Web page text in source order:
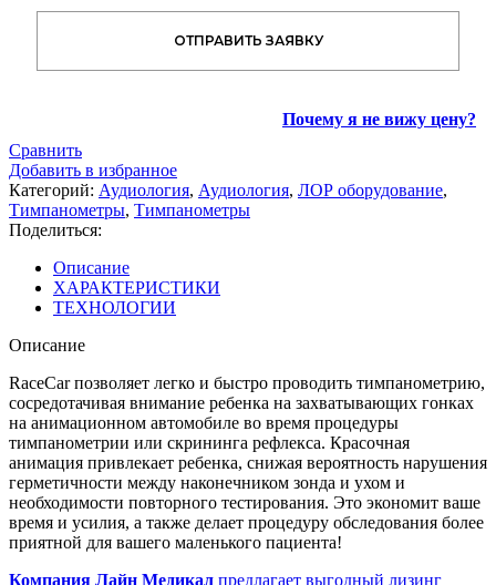
ОТПРАВИТЬ ЗАЯВКУ
Почему я не вижу цену?
Сравнить
Добавить в избранное
Категорий: Аудиология, Аудиология, ЛОР оборудование,
Тимпанометры, Тимпанометры
Поделиться:
Описание
ХАРАКТЕРИСТИКИ
ТЕХНОЛОГИИ
Описание
RaceCar позволяет легко и быстро проводить тимпанометрию,
сосредотачивая внимание ребенка на захватывающих гонках
на анимационном автомобиле во время процедуры
тимпанометрии или скрининга рефлекса. Красочная
анимация привлекает ребенка, снижая вероятность нарушения
герметичности между наконечником зонда и ухом и
необходимости повторного тестирования. Это экономит ваше
время и усилия, а также делает процедуру обследования более
приятной для вашего маленького пациента!
Компания Лайн Медикал предлагает выгодный лизинг